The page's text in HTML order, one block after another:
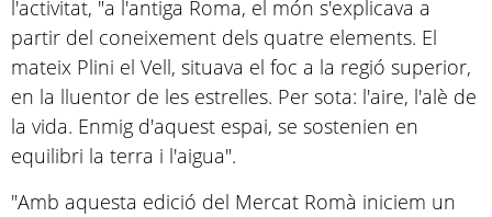
l'activitat, "a l'antiga Roma, el món s'explicava a
partir del coneixement dels quatre elements. El
mateix Plini el Vell, situava el foc a la regió superior,
en la lluentor de les estrelles. Per sota: l'aire, l'alè de
la vida. Enmig d'aquest espai, se sostenien en
equilibri la terra i l'aigua".
"Amb aquesta edició del Mercat Romà iniciem un